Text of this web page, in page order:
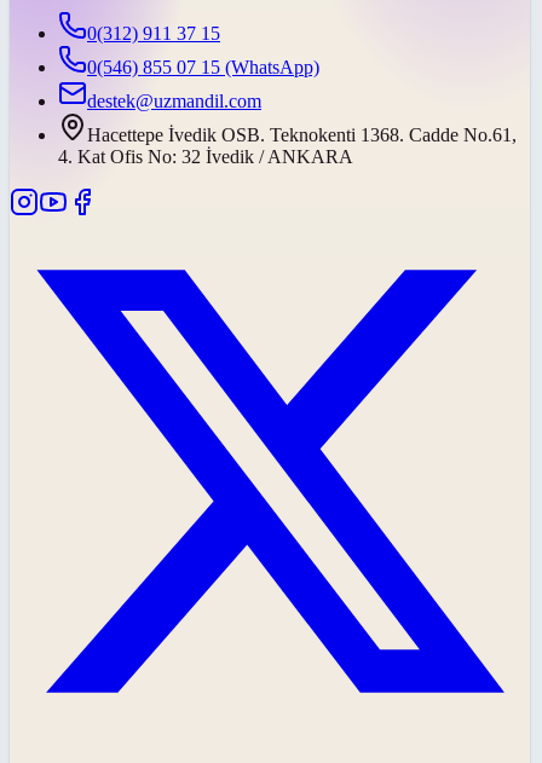
0(312) 911 37 15
0(546) 855 07 15 (WhatsApp)
destek@uzmandil.com
Hacettepe İvedik OSB. Teknokenti 1368. Cadde No.61,
4. Kat Ofis No: 32 İvedik / ANKARA